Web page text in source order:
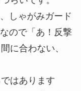
しゃがみガード
ので「あ！反撃
に合わない、
はあります